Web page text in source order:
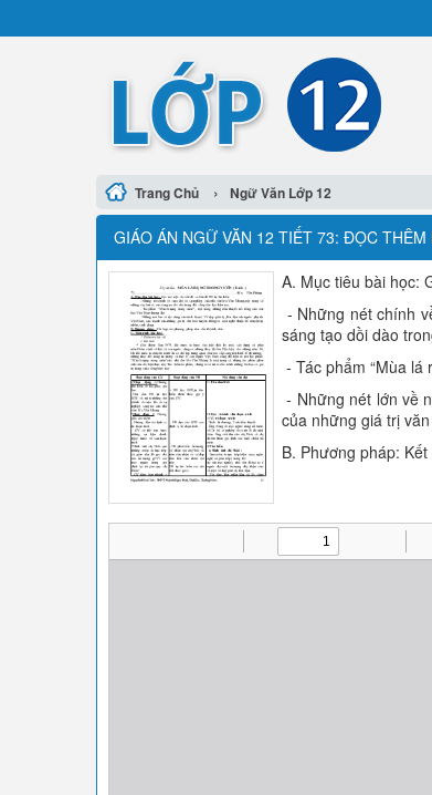
Trang Chủ › Ngữ Văn Lớp 12
GIÁO ÁN NGỮ VĂN 12 TIẾT 73: ĐỌC
A. Mục tiêu bài học:
- Những nét chính
sáng tạo dồi dào
- Tác phẩm “Mùa
- Những nét lớn về
của những giá trị
B. Phương pháp: